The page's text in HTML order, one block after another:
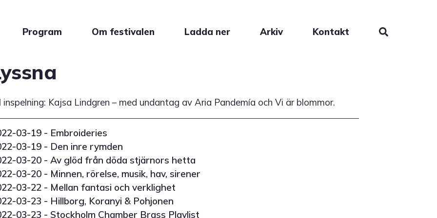
Program Om festivalen Ladda ner Arkiv Kontakt
inspelning: Kajsa Lindgren – med undantag av Aria Pandemía och Vi är blommor.
03-19 - Embroideries
03-19 - Den inre rymden
03-20 - Av glöd från döda stjärnors hetta
03-20 - Minnen, rörelse, musik, hav, sirener
03-22 - Mellan fantasi och verklighet
03-23 - Hillborg, Koranyi & Pohjonen
03-23 - Stockholm Chamber Brass Playlist